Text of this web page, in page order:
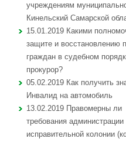
учреждениям
Кинельский Самарской
15.01.2019 Какими
защите и восстановлению
граждан в судебном
прокурор?
05.02.2019 Как получить
Инвалид на автомобиль
13.02.2019 Правомерны ли
требования администрации
исправительной колонии